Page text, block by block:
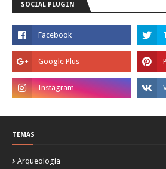
SOCIAL PLUGIN
TEMAS
Arqueología